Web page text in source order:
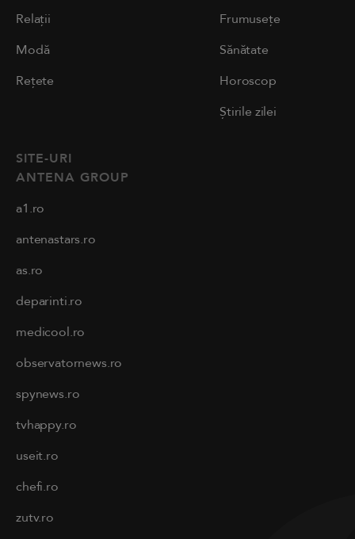
Relații
Modă
Rețete
Frumusețe
Sănătate
Horoscop
Știrile zilei
SITE-URI
ANTENA GROUP
a1.ro
antenastars.ro
as.ro
deparinti.ro
medicool.ro
observatornews.ro
spynews.ro
tvhappy.ro
useit.ro
chefi.ro
zutv.ro